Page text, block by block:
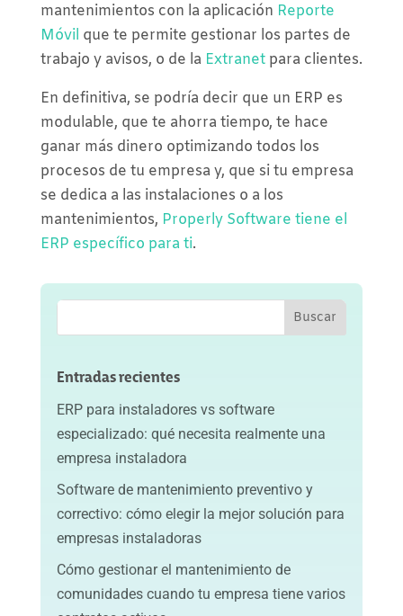
mantenimientos con la aplicación Reporte
Móvil que te permite gestionar los partes de
trabajo y avisos, o de la Extranetpara clientes.
En definitiva, se podría decir que un ERP es
modulable, que te ahorra tiempo, te hace
ganar más dinero optimizando todos los
procesos de tu empresa y, que si tu empresa
se dedica a las instalaciones o a los
mantenimientos, Properly Software tiene el
ERP específico para ti.
Entradas recientes
ERP para instaladores vs software
especializado: qué necesita realmente una
empresa instaladora
Software de mantenimiento preventivo y
correctivo: cómo elegir la mejor solución para
empresas instaladoras
Cómo gestionar el mantenimiento de
comunidades cuando tu empresa tiene varios